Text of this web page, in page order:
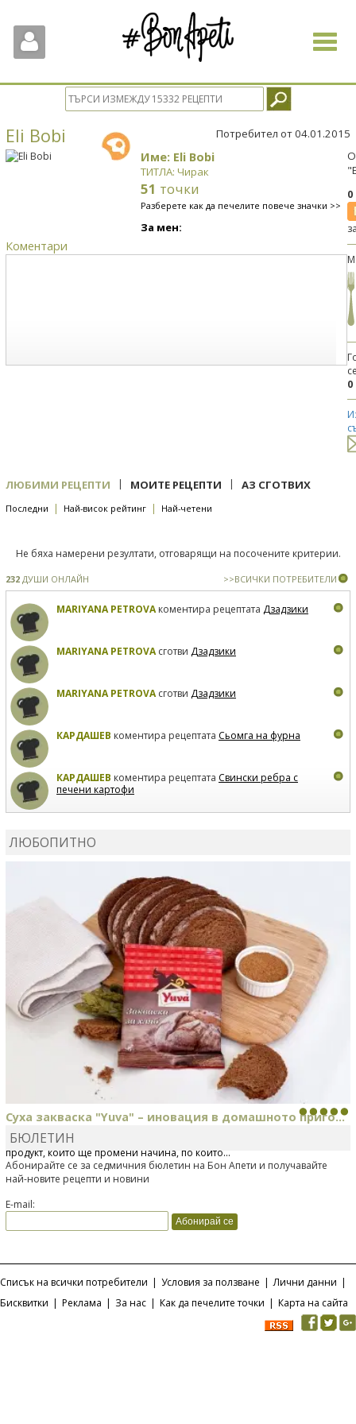
Toggle
Eli Bobi Потребител от 04.01.2015
Име: Eli Bobi
ТИТЛА: Чирак
51 точки
Разберете как да печелите повече значки >>
За мен:
Коментари
0
ЛЮБИМИ РЕЦЕПТИ | МОИТЕ РЕЦЕПТИ | АЗ СГОТВИХ
Последни | Най-висок рейтинг | Най-четени
Не бяха намерени резултати, отговарящи на посочените критерии.
232 ДУШИ ОНЛАЙН >>ВСИЧКИ ПОТРЕБИТЕЛИ
MARIYANA PETROVAкоментира рецептата Дзадзики
MARIYANA PETROVAсготви Дзадзики
MARIYANA PETROVAсготви Дзадзики
КАРДАШЕВ коментира рецептата Сьомга на фурна
КАРДАШЕВ коментира рецептата Свински ребра с
печени картофи
ЛЮБОПИТНО
Суха закваска "Yuva" – иновация в домашното приго...
Отскоро Лесафр България стартира предлагането на изцяло нов
продукт, който ще промени начина, по който...
БЮЛЕТИН
Абонирайте се за седмичния бюлетин на Бон Апети и получавайте
най-новите рецепти и новини
E-mail:
Списък на всички потребители | Условия за ползване | Лични данни |
Бисквитки | Реклама | За нас | Как да печелите точки | Карта на сайта